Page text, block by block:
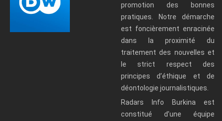
promotion des bonnes
pratiques. Notre démarche
est foncièrement enracinée
dans la proximité du
traitement des nouvelles et
le strict respect des
principes d’éthique et de
déontologie journalistiques.
Radars Info Burkina est
constitué d’une équipe